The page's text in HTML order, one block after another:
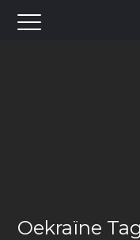
Oekraïne Tag